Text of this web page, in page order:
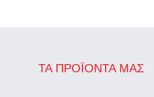
ΤΑ ΠΡΟΪΌΝΤΑ ΜΑΣ